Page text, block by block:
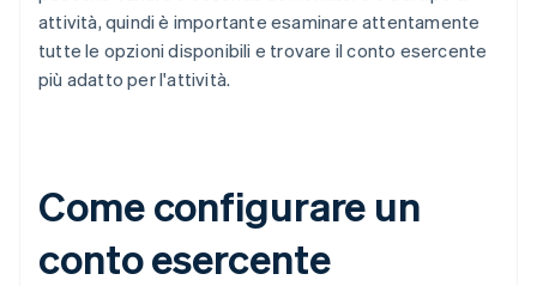
attività, quindi è importante esaminare attentamente
tutte le opzioni disponibili e trovare il conto esercente
più adatto per l'attività.
Come configurare un
conto esercente